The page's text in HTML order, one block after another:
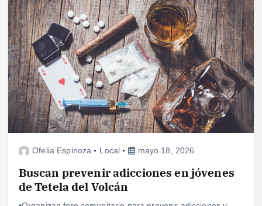
Ofelia Espinoza Local mayo 18, 2026
Buscan prevenir adicciones en jóvenes
de Tetela del Volcán